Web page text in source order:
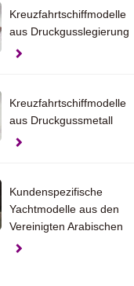
Kreuzfahrtschiffmodelle
aus Druckgusslegierung
Kreuzfahrtschiffmodelle
aus Druckgussmetall
Kundenspezifische
Yachtmodelle aus den
Vereinigten Arabischen
Emiraten